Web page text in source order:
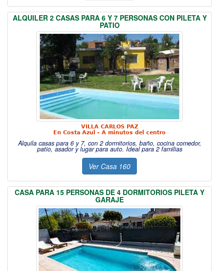
ALQUILER 2 CASAS PARA 6 Y 7 PERSONAS CON PILETA Y
PATIO
VILLA CARLOS PAZ
En Costa Azul - A minutos del centro
Alquila casas para 6 y 7, con 2 dormitorios, baño, cocina comedor,
patio, asador y lugar para auto. Ideal para 2 familias
Ver Casa 160
CASA PARA 15 PERSONAS DE 4 DORMITORIOS PILETA Y
GARAJE